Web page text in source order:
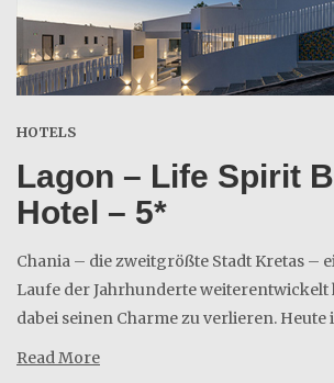
HOTELS
Lagon – Life Spirit
Hotel – 5*
Chania – die zweitgrößte Stadt Kretas –
Laufe der Jahrhunderte weiterentwickelt
dabei seinen Charme zu verlieren. Heute
Read More